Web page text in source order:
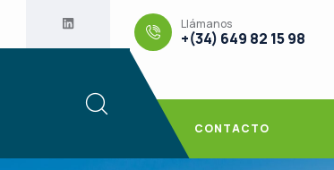
Llámanos
+(34) 649 82 15 98
CONTACTO